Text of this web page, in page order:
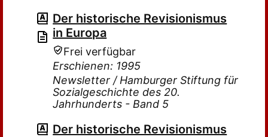
Der historische Revisionismus
in Europa
Frei verfügbar
Erschienen: 1995
Newsletter / Hamburger Stiftung für
Sozialgeschichte des 20.
Jahrhunderts - Band 5
Der historische Revisionismus